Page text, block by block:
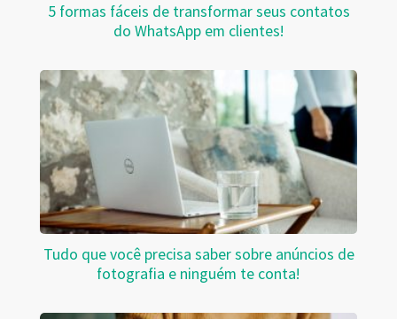
5 formas fáceis de transformar seus contatos
do WhatsApp em clientes!
Tudo que você precisa saber sobre anúncios de
fotografia e ninguém te conta!